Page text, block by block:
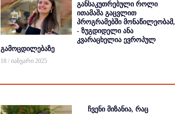
განსაკუთრებული როლი
ითამაშა გაცვლით
პროგრამებში მონაწილეობამ,
- ზუგდიდელი ანა
კვარაცხელია ევროპულ
გამოცდილებაზე
18 / იანვარი 2025
ჩვენი მიზანია, რაც